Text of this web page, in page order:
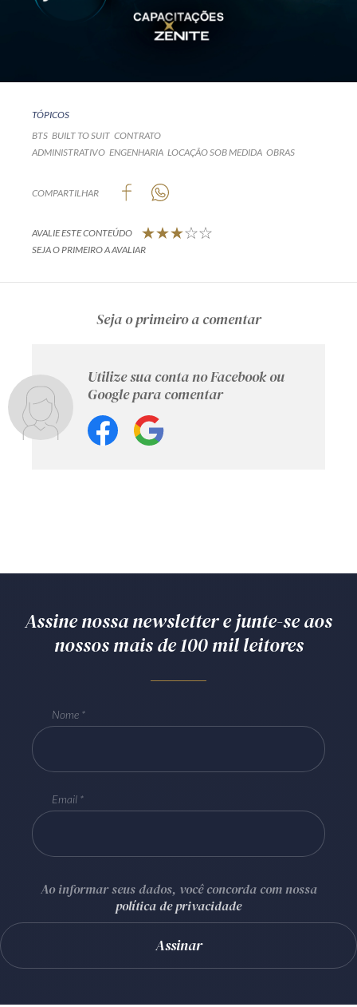
TÓPICOS
BTS BUILT TO SUIT CONTRATO
ADMINISTRATIVO ENGENHARIA LOCAÇÃO SOB MEDIDA OBRAS
COMPARTILHAR
AVALIE ESTE CONTEÚDO
SEJA O PRIMEIRO A AVALIAR
Seja o primeiro a comentar
Utilize sua conta no Facebook ou
Google para comentar
Assine nossa newsletter e junte-se aos
nossos mais de 100 mil leitores
Nome
Email
Ao informar seus dados, você concorda com nossa
política de privacidade